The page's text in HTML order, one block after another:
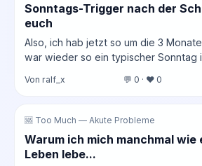
Sonntags-Trigger nach der
euch
Also, ich hab jetzt so um die 3
war wieder so ein typischer Sonntag
Von ralf_x 💬 0 · ❤️ 0
🆘 Too Much — Akute Probleme
Warum ich mich manchmal wie
Leben lebe...